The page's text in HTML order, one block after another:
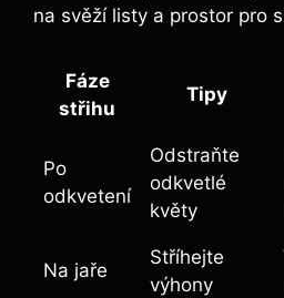
na svěží listy a prostor pro
Fáze
střihu
Tipy
Po
odkvetení
Odstraňte
odkvetlé
květy
Na jaře
Stříhejte
výhony